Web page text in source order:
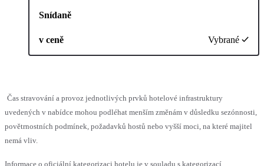
Snídaně
v ceně Vybrané
Čas stravování a provoz jednotlivých prvků hotelové infrastruktury
uvedených v nabídce mohou podléhat menším změnám v důsledku sezónnosti,
povětrnostních podmínek, požadavků hostů nebo vyšší moci, na které majitel
nemá vliv.
Informace o oficiální kategorizaci hotelu je v souladu s kategorizací